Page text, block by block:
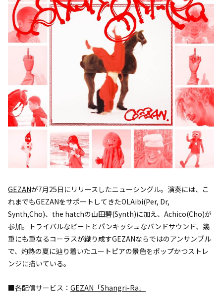
GEZANが7月25日にリリースしたニューシングル。演奏には、こ
れまでもGEZANをサポートしてきたOLAibi(Per, Dr,
Synth,Cho)、the hatchの山田碧(Synth)に加え、Achico(Cho)が
参加。トライバルなビートとパンキッシュなバンドサウンド、幾
重にも重なるコーラスが織り成すGEZANならではのアンサンブル
で、灼熱の夏に辿り着いたユートピアの景色をポップかつストレ
ンジに描いている。
■各配信サービス： GEZAN「Shangri-Ra」